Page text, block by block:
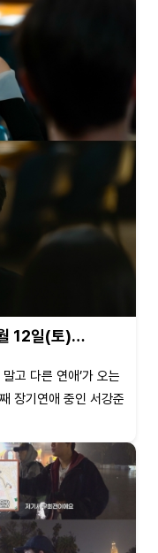
12일(토)…
고 다른 연애’가 오는
장기연애 중인 서강준